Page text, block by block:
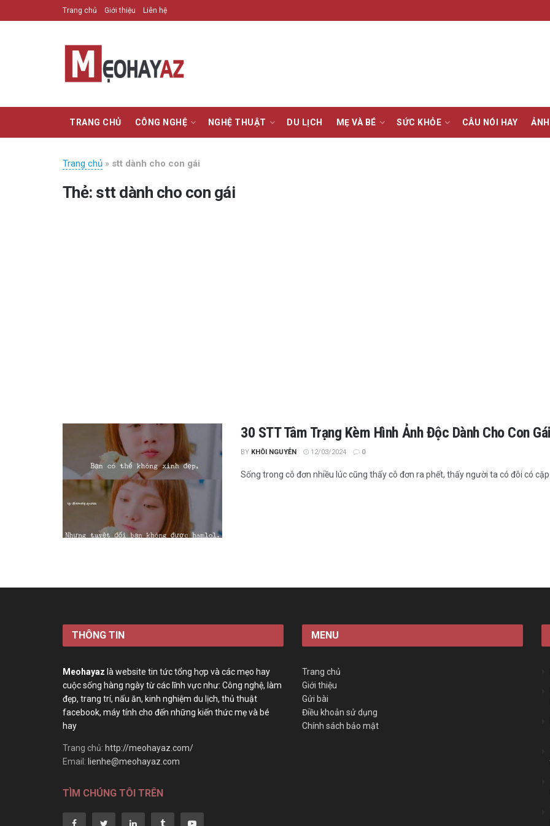
Trang chủ Giới thiệu Liên hệ
TRANG CHỦ CÔNG NGHỆ NGHỆ THUẬT DU LỊCH MẸ VÀ BÉ SỨC KHỎE CÂU NÓI HAY
Trang chủ » stt dành cho con gái
Thẻ: stt dành cho con gái
30 STT Tâm Trạng Kèm Hình Ảnh Độc Dành Cho Con
BY KHÔI NGUYỄN 12/03/2024 0
Sống trong cô đơn nhiều lúc cũng thấy cô đơn ra phết, thấy người ta có đôi có cặp
THÔNG TIN
Meohayaz là website tin tức tổng hợp và các mẹo hay
cuộc sống hàng ngày từ các lĩnh vực như: Công nghệ, làm
đẹp, trang trí, nấu ăn, kinh nghiệm du lịch, thủ thuật
facebook, máy tính cho đến những kiến thức mẹ và bé
hay
Trang chủ: http://meohayaz.com/
Email: lienhe@meohayaz.com
TÌM CHÚNG TÔI TRÊN
MENU
Trang chủ
Giới thiệu
Gửi bài
Điều khoản sử dụng
Chính sách bảo mật